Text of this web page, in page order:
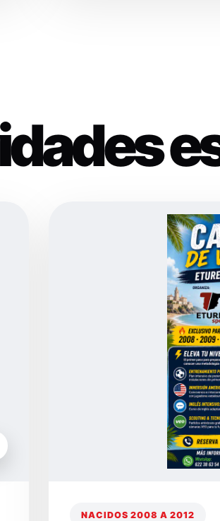
NACIDOS 2008 A 2012